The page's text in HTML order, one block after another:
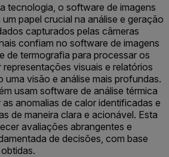
tecnologia, o software de imagens
papel crucial na análise e geração
capturados pelas câmeras
confiam no software de imagens
de termografia para processar os
visuais e relatórios
uma visão e análise mais profundas.
usam software de análise térmica
anomalias de calor identificadas e
de maneira clara e acionável. Esta
avaliações abrangentes e
de decisões, com base